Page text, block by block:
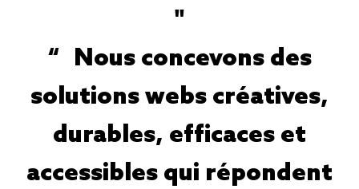
"
“ Nous concevons des
solutions webs créatives,
durables, efficaces et
accessibles qui répondent